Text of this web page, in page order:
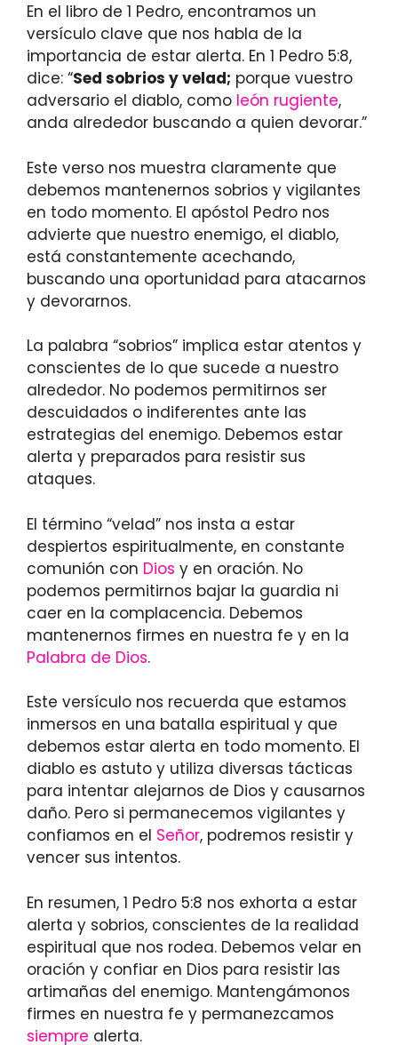
En el libro de 1 Pedro, encontramos un
versículo clave que nos habla de la
importancia de estar alerta. En 1 Pedro 5:8,
dice: “Sed sobrios y velad; porque vuestro
adversario el diablo, como león rugiente,
anda alrededor buscando a quien devorar.”
Este verso nos muestra claramente que
debemos mantenernos sobrios y vigilantes
en todo momento. El apóstol Pedro nos
advierte que nuestro enemigo, el diablo,
está constantemente acechando,
buscando una oportunidad para atacarnos
y devorarnos.
La palabra “sobrios” implica estar atentos y
conscientes de lo que sucede a nuestro
alrededor. No podemos permitirnos ser
descuidados o indiferentes ante las
estrategias del enemigo. Debemos estar
alerta y preparados para resistir sus
ataques.
El término “velad” nos insta a estar
despiertos espiritualmente, en constante
comunión con Dios y en oración. No
podemos permitirnos bajar la guardia ni
caer en la complacencia. Debemos
mantenernos firmes en nuestra fe y en la
Palabra de Dios.
Este versículo nos recuerda que estamos
inmersos en una batalla espiritual y que
debemos estar alerta en todo momento. El
diablo es astuto y utiliza diversas tácticas
para intentar alejarnos de Dios y causarnos
daño. Pero si permanecemos vigilantes y
confiamos en el Señor, podremos resistir y
vencer sus intentos.
En resumen, 1 Pedro 5:8 nos exhorta a estar
alerta y sobrios, conscientes de la realidad
espiritual que nos rodea. Debemos velar en
oración y confiar en Dios para resistir las
artimañas del enemigo. Mantengámonos
firmes en nuestra fe y permanezcamos
siempre alerta.